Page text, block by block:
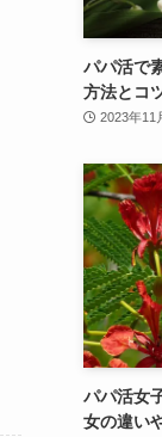
パパ活で
方法とコ
2023年11
パパ活女
女の違い